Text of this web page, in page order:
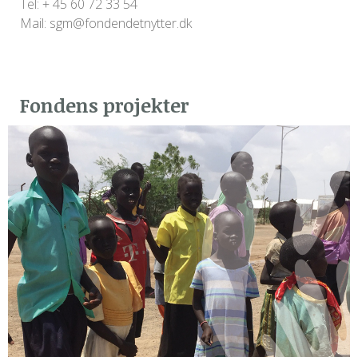
Tel: + 45 60 72 33 54
Mail: sgm@fondendetnytter.dk
Fondens projekter